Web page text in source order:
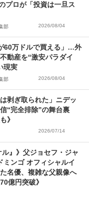
プロが「投資は一旦ス
部 2026/08/04
60万ドルで買える」…外
動産を“激安パラダイ
現実
部 2026/08/04
剥ぎ取られた」ニデッ
“完全排除”の舞台裏
》
2026/07/14
』》父ジョセフ・ジャ
ミンゴ オフィシャルイ
名優、複雑な父親像へ
億円突破》